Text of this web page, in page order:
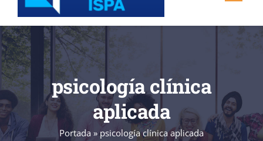
Inicio
Máster
Cursos
psicología clínica
aplicada
Portada »psicología clínica aplicada